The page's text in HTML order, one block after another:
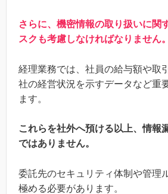
さらに、機密情報の取り扱いに関
スクも考慮しなければなりません。
経理業務では、社員の給与額や取
社の経営状況を示すデータなど重
ます。
これらを社外へ預ける以上、情報
ではありません。
委託先のセキュリティ体制や管理
極める必要があります。